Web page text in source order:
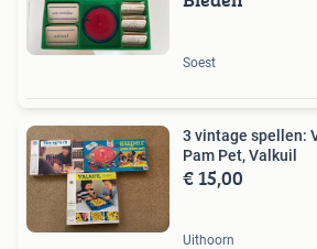
Soest
3 vintage spellen:
Pam Pet, Valkuil
€ 15,00
Uithoorn